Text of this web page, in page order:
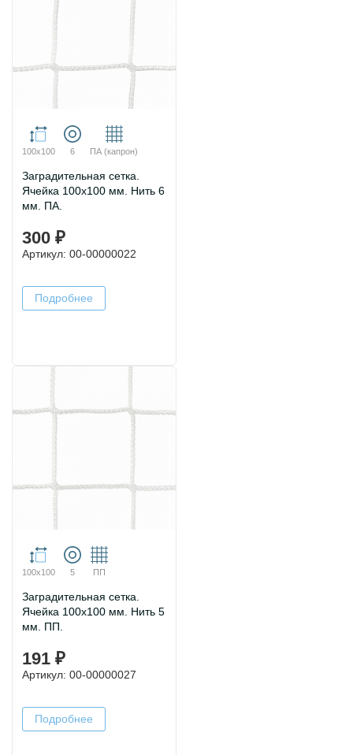
100х100 6 ПА (капрон)
Заградительная сетка.
Ячейка 100х100 мм. Нить 6
мм. ПА.
300 ₽
Артикул: 00-00000022
Подробнее
100х100 5 ПП
Заградительная сетка.
Ячейка 100х100 мм. Нить 5
мм. ПП.
191 ₽
Артикул: 00-00000027
Подробнее